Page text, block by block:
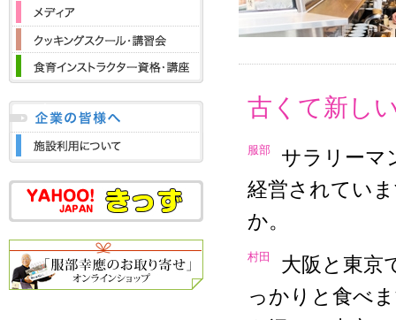
古くて新し
服部
サラリーマ
経営されてい
か。
村田
大阪と東京
っかりと食べ